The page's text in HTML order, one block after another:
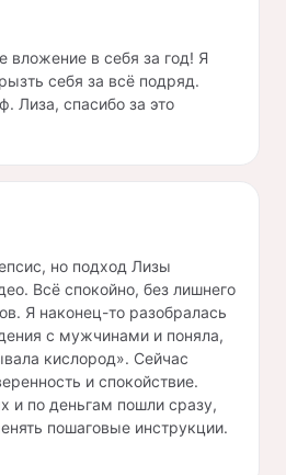
в себя за год! Я
себя за всё подряд.
Лиза, спасибо за это
но подход Лизы
Всё спокойно, без лишнего
Я наконец-то разобралась
с мужчинами и поняла,
кислород». Сейчас
и спокойствие.
и по деньгам пошли сразу,
пошаговые инструкции.